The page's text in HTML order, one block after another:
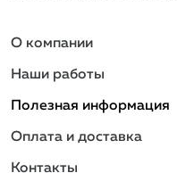
Подвал
О компании
Наши работы
Полезная информация
Оплата и доставка
Контакты